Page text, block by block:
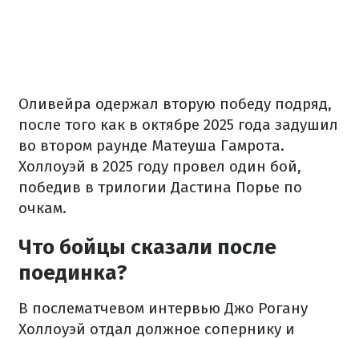
Оливейра одержал вторую победу подряд,
после того как в октябре 2025 года задушил
во втором раунде Матеуша Гамрота.
Холлоуэй в 2025 году провел один бой,
победив в трилогии Дастина Порье по
очкам.
Что бойцы сказали после
поединка?
В послематчевом интервью Джо Рогану
Холлоуэй отдал должное сопернику и